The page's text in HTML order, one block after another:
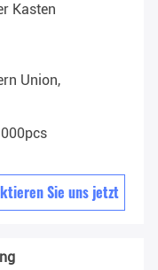
Kasten
Union,
Sie uns jetzt